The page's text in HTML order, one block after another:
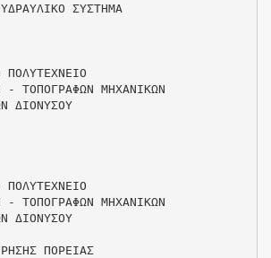
ΣΥΣΤΗΜΑ
ΠΟΛΥΤΕΧΝΕΙΟ
- ΤΟΠΟΓΡΑΦΩΝ ΜΗΧΑΝΙΚΩΝ
ΔΙΟΝΥΣΟΥ
ΠΟΛΥΤΕΧΝΕΙΟ
- ΤΟΠΟΓΡΑΦΩΝ ΜΗΧΑΝΙΚΩΝ
ΔΙΟΝΥΣΟΥ
ΠΟΡΕΙΑΣ